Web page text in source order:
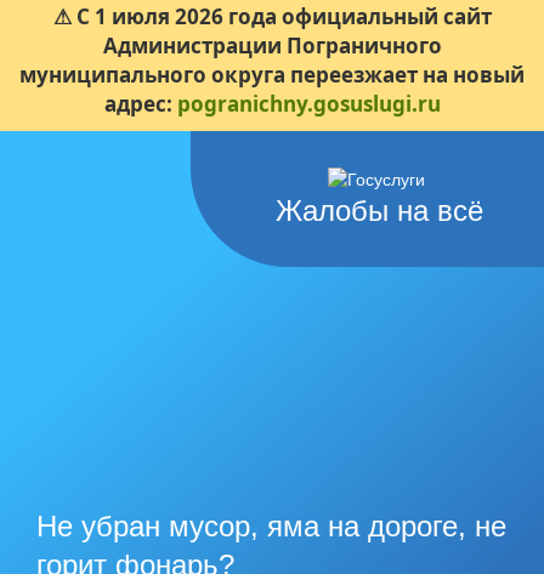
⚠ С 1 июля 2026 года официальный сайт
Администрации Пограничного
муниципального округа переезжает на новый
адрес: pogranichny.gosuslugi.ru
Жалобы на всё
Не убран мусор, яма на дороге, не
горит фонарь?